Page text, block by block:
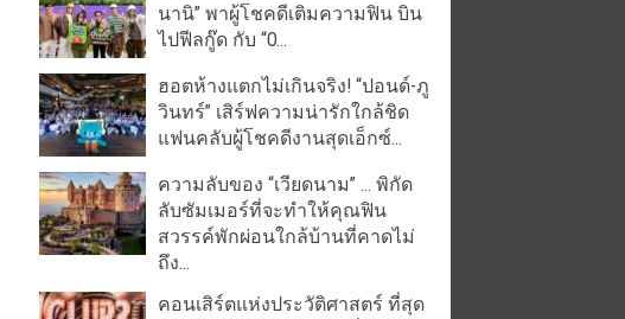
นานิ” พาผู้โชคดีเติมความฟิน บิน
ไปฟีลกู๊ด กับ “O...
ฮอตห้างแตกไม่เกินจริง! “ปอนด์-ภู
วินทร์” เสิร์ฟความน่ารักใกล้ชิด
แฟนคลับผู้โชคดีงานสุดเอ็กซ์...
ความลับของ “เวียดนาม” … พิกัด
ลับซัมเมอร์ที่จะทำให้คุณฟิน
สวรรค์พักผ่อนใกล้บ้านที่คาดไม่
ถึง...
คอนเสิร์ตแห่งประวัติศาสตร์ ที่สุด